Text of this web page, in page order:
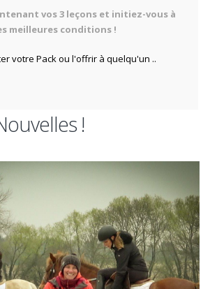
vos 3 leçons et initiez-vous à
meilleures conditions !
votre Pack ou l'offrir à quelqu'un ..
!